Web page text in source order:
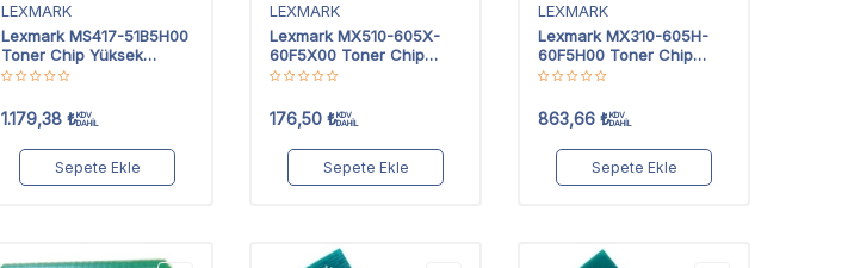
LEXMARK
Lexmark MS417-51B5H00
Toner Chip Yüksek
Kapasiteli
1.179,38 ₺KDV
DAHİL
Sepete Ekle
LEXMARK
Lexmark MX510-605X-
60F5X00 Toner Chip
Extra Yüksek Kapasiteli
176,50 ₺KDV
DAHİL
Sepete Ekle
LEXMARK
Lexmark MX310-605H-
60F5H00 Toner Chip
Yüksek Kapasiteli
863,66 ₺KDV
DAHİL
Sepete Ekle